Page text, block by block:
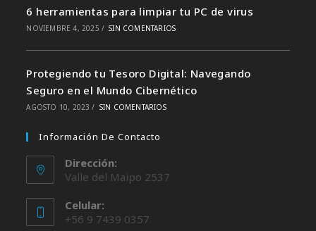
6 herramientas para limpiar tu PC de virus
NOVIEMBRE 4, 2025 / SIN COMENTARIOS
Protegiendo tu Tesoro Digital: Navegando
Seguro en el Mundo Cibernético
AGOSTO 10, 2023 / SIN COMENTARIOS
Información De Contacto
Dirección:
Valle del Maipo 2537
Celular:
+56 9 7439 0357